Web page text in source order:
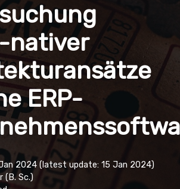
nativer
ERP-
2024 (latest update: 15 Jan 2024)
(B. Sc.)